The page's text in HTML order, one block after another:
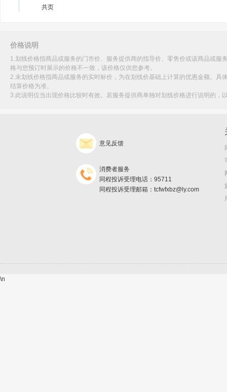
共页
价格说明
1.划线价格指商品或服务的门市价、服务提供商的指导价、零售价或该商品或
格与您预订时展示的价格不一致，该价格仅供您参考。
2.未划线价格指商品或服务的实时标价，为在划线价基础上计算的优惠金额。
结算价格为准。
3.此说明仅当出现价格比较时有效。若服务提供商单独对划线价格进行说明的
意见反馈
消费者服务
同程投诉受理电话：95711
同程投诉受理邮箱：tcfwfxbz@ly.com
\n